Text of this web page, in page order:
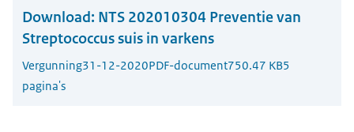
Download: NTS 202010304 Preventie van
Streptococcus suis in varkens
Vergunning31-12-2020PDF-document750.47 KB5
pagina's